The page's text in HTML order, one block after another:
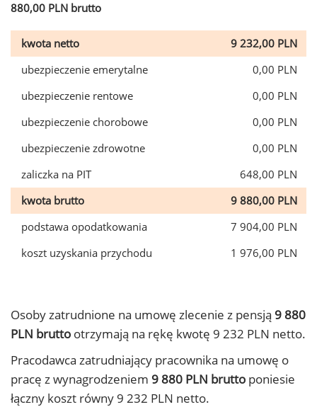
880,00 PLN brutto
kwota netto
9 232,00 PLN
ubezpieczenie emerytalne
0,00 PLN
ubezpieczenie rentowe
0,00 PLN
ubezpieczenie chorobowe
0,00 PLN
ubezpieczenie zdrowotne
0,00 PLN
zaliczka na PIT
648,00 PLN
kwota brutto
9 880,00 PLN
podstawa opodatkowania
7 904,00 PLN
koszt uzyskania przychodu
1 976,00 PLN
Osoby zatrudnione na umowę zlecenie z pensją 9 880
PLN brutto otrzymają na rękę kwotę 9 232 PLN netto.
Pracodawca zatrudniający pracownika na umowę o
pracę z wynagrodzeniem 9 880 PLN brutto poniesie
łączny koszt równy 9 232 PLN netto.